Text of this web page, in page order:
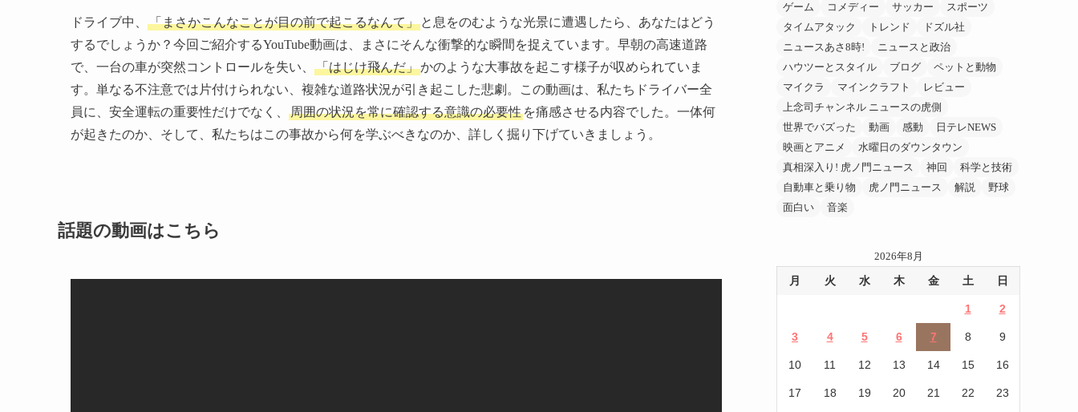
ドライブ中、 「まさかこんなことが目の前で起こるなんて」 と息をのむような光景に遭遇したら、あなたはどう
するでしょうか？今回ご紹介するYouTube動画は、まさにそんな衝撃的な瞬間を捉えています。早朝の高速道路
で、一台の車が突然コントロールを失い、
「はじけ飛んだ」かのような大事故を起こす様子が収められていま
す。単なる不注意では片付けられない、複雑な道路状況が引き起こした悲劇。この動画は、私たちドライバー全
員に、安全運転の重要性だけでなく、
周囲の状況を常に確認する意識の必要性 を痛感させる内容でした。一体何
が起きたのか、そして、私たちはこの事故から何を学ぶべきなのか、詳しく掘り下げていきましょう。
話題の動画はこちら
ゲーム
コメディー サッカー
スポーツ
タイムアタック
トレンド
ドズル社
ニュースあさ8時!
ニュースと政治
ハウツーとスタイル
ブログ
ペットと動物
マイクラ
マインクラフト
レビュー
上念司チャンネル ニュースの虎側
世界でバズった
動画 感動
日テレNEWS
映画とアニメ
水曜日のダウンタウン
真相深入り! 虎ノ門ニュース
神回
科学と技術
自動車と乗り物
虎ノ門ニュース 解説
野球
面白い
音楽
2026年8月
月 火 水 木 金 土 日
1 2
3 4 5 6 7 8 9
10 11 12 13 14 15 16
17 18 19 20 21 22 23